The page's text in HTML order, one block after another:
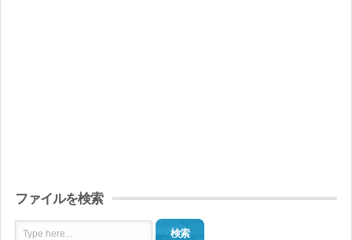
ファイルを検索
検索